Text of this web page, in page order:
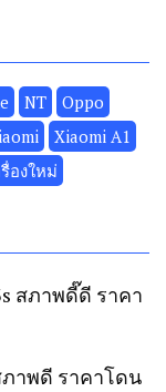
NT
Oppo
Xiaomi A1
องใหม่
สภาพดี๊ดี ราคา
ภาพดี ราคาโดน